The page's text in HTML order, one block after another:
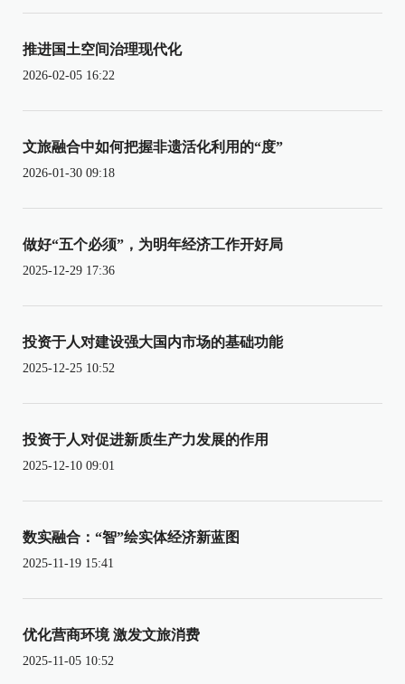
推进国土空间治理现代化
2026-02-05 16:22
文旅融合中如何把握非遗活化利用的“度”
2026-01-30 09:18
做好“五个必须”，为明年经济工作开好局
2025-12-29 17:36
投资于人对建设强大国内市场的基础功能
2025-12-25 10:52
投资于人对促进新质生产力发展的作用
2025-12-10 09:01
数实融合：“智”绘实体经济新蓝图
2025-11-19 15:41
优化营商环境 激发文旅消费
2025-11-05 10:52